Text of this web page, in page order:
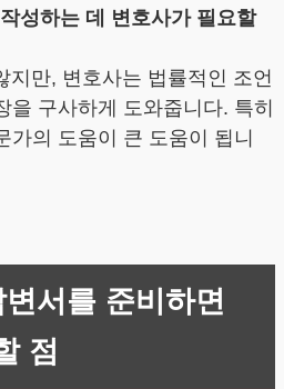
성하는 데 변호사가 필요할
지만, 변호사는 법률적인 조언
을 구사하게 도와줍니다. 특히
가의 도움이 큰 도움이 됩니
서를 준비하면
점